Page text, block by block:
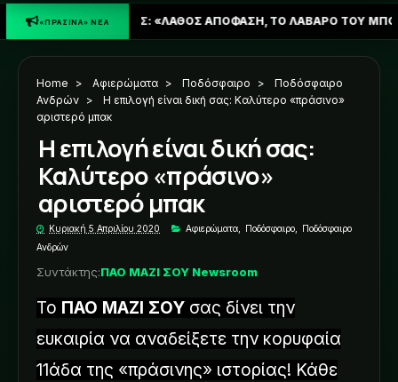
«ΠΡΑΣΙΝΑ» ΝΕΑ
«ΛΑΘΟΣ ΑΠΟΦΑΣΗ, ΤΟ ΛΑΒΑΡΟ ΤΟΥ ΜΠΟΝΤΙΡΟΓΚΑ ΘΑ
Home > Αφιερώματα > Ποδόσφαιρο >
Ποδόσφαιρο
Ανδρών >
Η επιλογή είναι δική σας: Καλύτερο «πράσινο»
αριστερό μπακ
Η επιλογή είναι δική σας:
Καλύτερο «πράσινο»
αριστερό μπακ
Κυριακή 5 Απριλίου 2020 Αφιερώματα Ποδόσφαιρο
Ποδόσφαιρο
Ανδρών
Συντάκτης:ΠΑΟ ΜΑΖΙ ΣΟΥ Newsroom
Το ΠΑΟ ΜΑΖΙ ΣΟΥ σας δίνει την
ευκαιρία να αναδείξετε την κορυφαία
11άδα της «πράσινης» ιστορίας! Κάθε